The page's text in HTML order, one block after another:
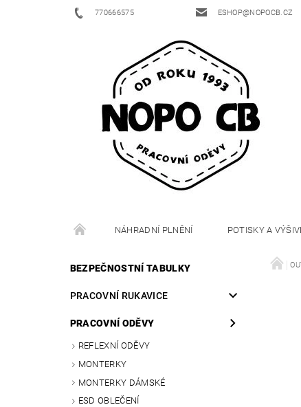
770666575 ESHOP@NOPOCB.CZ
NÁHRADNÍ PLNĚNÍ POTISKY A
BEZPEČNOSTNÍ TABULKY
PRACOVNÍ RUKAVICE
PRACOVNÍ ODĚVY
REFLEXNÍ ODĚVY
MONTERKY
MONTERKY DÁMSKÉ
ESD OBLEČENÍ